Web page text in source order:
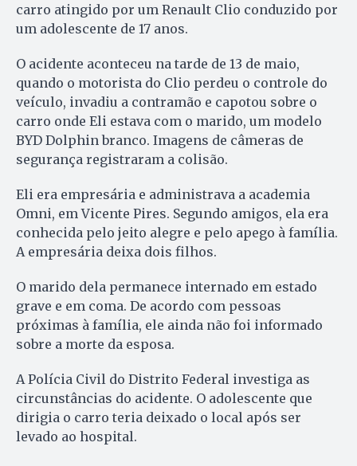
carro atingido por um Renault Clio conduzido por
um adolescente de 17 anos.
O acidente aconteceu na tarde de 13 de maio,
quando o motorista do Clio perdeu o controle do
veículo, invadiu a contramão e capotou sobre o
carro onde Eli estava com o marido, um modelo
BYD Dolphin branco. Imagens de câmeras de
segurança registraram a colisão.
Eli era empresária e administrava a academia
Omni, em Vicente Pires. Segundo amigos, ela era
conhecida pelo jeito alegre e pelo apego à família.
A empresária deixa dois filhos.
O marido dela permanece internado em estado
grave e em coma. De acordo com pessoas
próximas à família, ele ainda não foi informado
sobre a morte da esposa.
A Polícia Civil do Distrito Federal investiga as
circunstâncias do acidente. O adolescente que
dirigia o carro teria deixado o local após ser
levado ao hospital.